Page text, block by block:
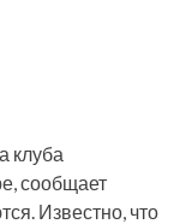
клуба
сообщает
Известно, что